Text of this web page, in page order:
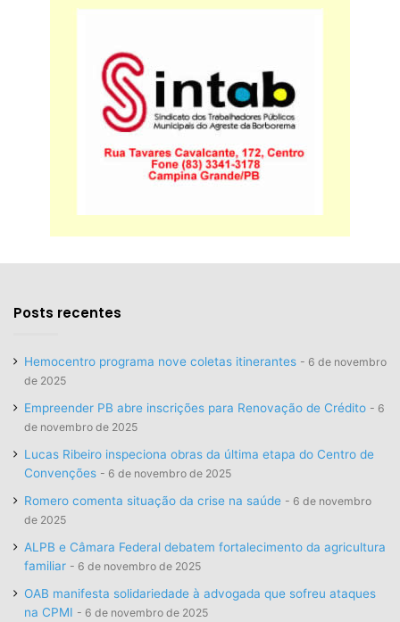
Posts recentes
Hemocentro programa nove coletas itinerantes
6 de novembro
de 2025
Empreender PB abre inscrições para Renovação de Crédito
6
de novembro de 2025
Lucas Ribeiro inspeciona obras da última etapa do Centro de
Convenções
6 de novembro de 2025
Romero comenta situação da crise na saúde
6 de novembro
de 2025
ALPB e Câmara Federal debatem fortalecimento da agricultura
familiar
6 de novembro de 2025
OAB manifesta solidariedade à advogada que sofreu ataques
na CPMI
6 de novembro de 2025